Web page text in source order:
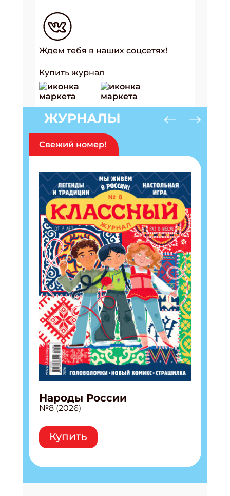
Ждем тебя в наших соцсетях!
Купить журнал
ЖУРНАЛЫ
Свежий номер!
Народы России
№8 (2026)
Купить